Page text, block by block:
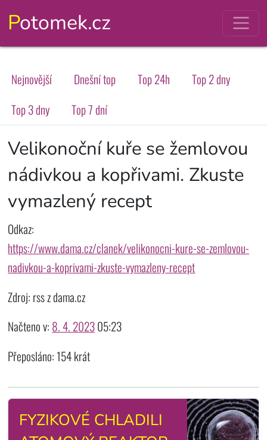
Potomek.cz
Nejnovější Dnešní top Top 24h
Top 2 dny
Top 3 dny
Top 7 dní
Velikonoční kuře se žemlovou
nádivkou a kopřivami. Zkuste
vymazlený recept
Odkaz:
https://www.dama.cz/clanek/velikonocni-kure-se-zemlovou-
nadivkou-a-koprivami-zkuste-vymazleny-recept
Zdroj: rss z dama.cz
Načteno v: 8. 4. 202305:23
Přeposláno: 154 krát
FYZIKOVÉ CHLADILI